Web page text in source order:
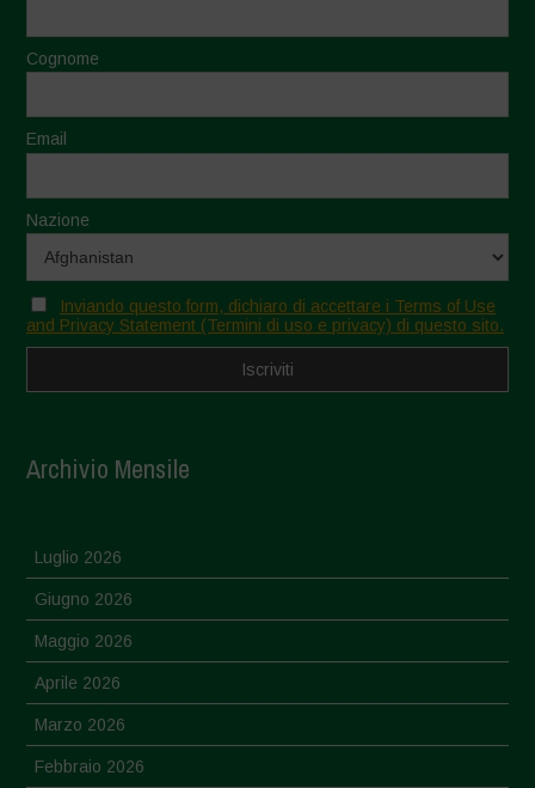
Cognome
Email
Nazione
Inviando questo form, dichiaro di accettare i Terms of Use
and Privacy Statement (Termini di uso e privacy) di questo sito.
Archivio Mensile
Luglio 2026
Giugno 2026
Maggio 2026
Aprile 2026
Marzo 2026
Febbraio 2026